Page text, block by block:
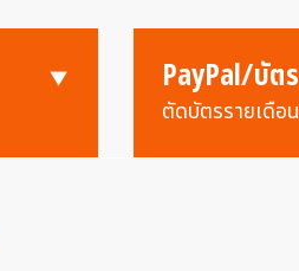
PayPal/บัตร
ตัดบัตรรายเดือน